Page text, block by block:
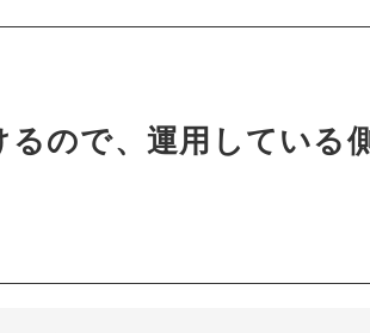
ので、運用している